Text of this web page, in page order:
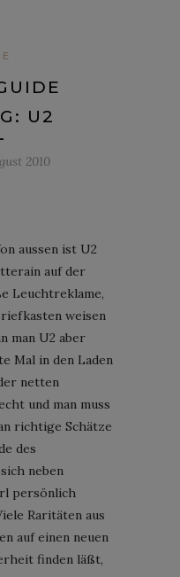
U2
2010
aussen ist U2
auf der
Leuchtreklame,
weisen
man U2 aber
Mal in den Laden
netten
und man muss
richtige Schätze
des
neben
persönlich
Raritäten aus
auf einen neuen
finden läßt,